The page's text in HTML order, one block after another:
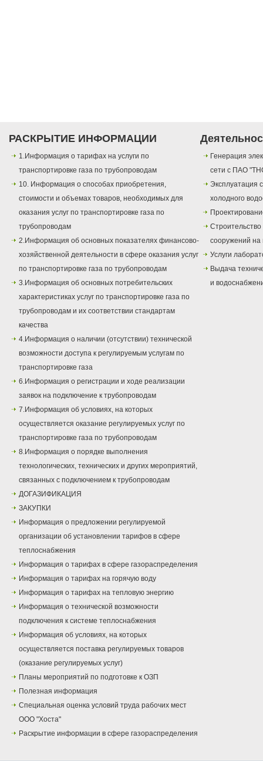
РАСКРЫТИЕ ИНФОРМАЦИИ
1.Информация о тарифах на услуги по
транспортировке газа по трубопроводам
10. Информация о способах приобретения,
стоимости и объемах товаров, необходимых для
оказания услуг по транспортировке газа по
трубопроводам
2.Информация об основных показателях финансово-
хозяйственной деятельности в сфере оказания услуг
по транспортировке газа по трубопроводам
3.Информация об основных потребительских
характеристиках услуг по транспортировке газа по
трубопроводам и их соответствии стандартам
качества
4.Информация о наличии (отсутствии) технической
возможности доступа к регулируемым услугам по
транспортировке газа
6.Информация о регистрации и ходе реализации
заявок на подключение к трубопроводам
7.Информация об условиях, на которых
осуществляется оказание регулируемых услуг по
транспортировке газа по трубопроводам
8.Информация о порядке выполнения
технологических, технических и других мероприятий,
связанных с подключением к трубопроводам
ДОГАЗИФИКАЦИЯ
ЗАКУПКИ
Информация о предложении регулируемой
организации об установлении тарифов в сфере
теплоснабжения
Информация о тарифах в сфере газораспределения
Информация о тарифах на горячую воду
Информация о тарифах на тепловую энергию
Информация о технической возможности
подключения к системе теплоснабжения
Информация об условиях, на которых
осуществляется поставка регулируемых товаров
(оказание регулируемых услуг)
Планы мероприятий по подготовке к ОЗП
Полезная информация
Специальная оценка условий труда рабочих мест
ООО "Хоста"
Раскрытие информации в сфере газораспределения
Генерация
сети с ПАО
Эксплуатация
холодного
сооружений на
Услуги
Выдача
и